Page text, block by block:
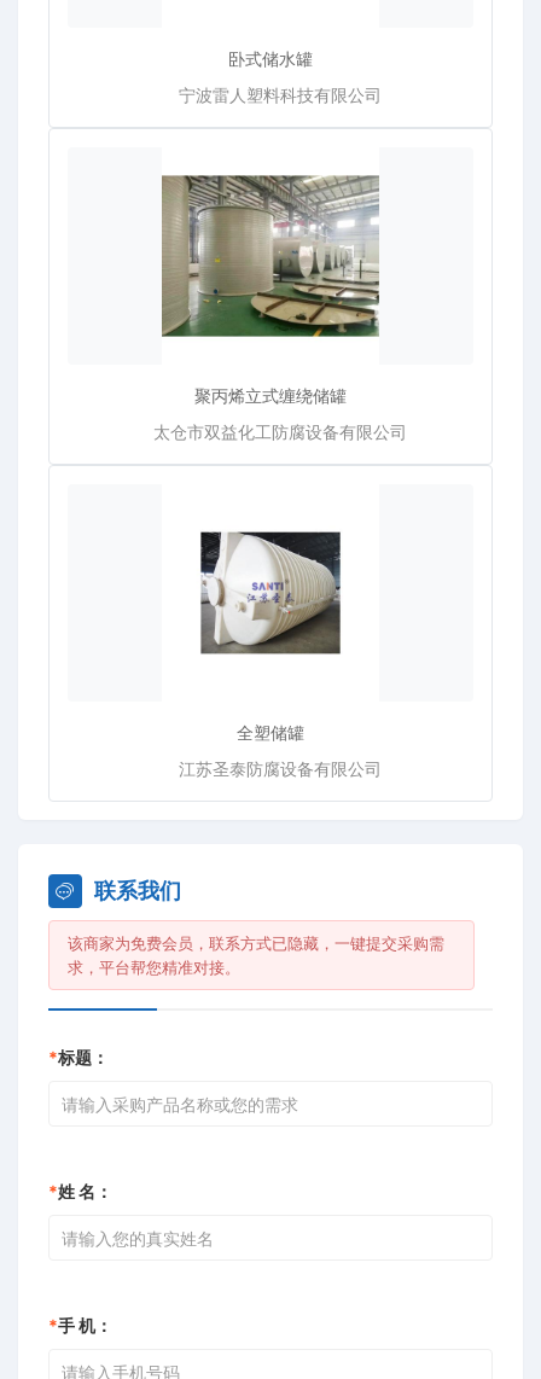
卧式储水罐
宁波雷人塑料科技有限公司
聚丙烯立式缠绕储罐
太仓市双益化工防腐设备有限公司
全塑储罐
江苏圣泰防腐设备有限公司
联系我们
该商家为免费会员，联系方式已隐藏，一键提交采购需
求，平台帮您精准对接。
*标题：
*姓 名：
*手 机：